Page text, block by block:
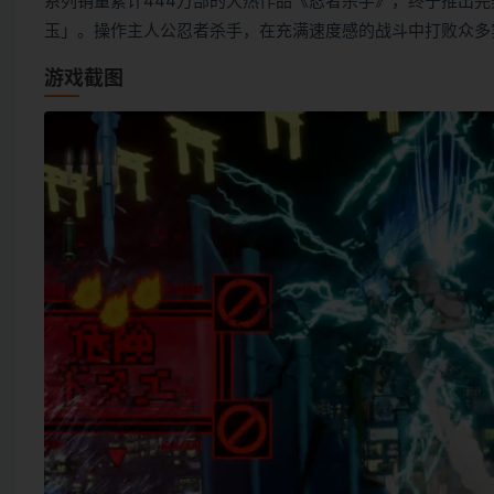
玉」。操作主人公忍者杀手，在充满速度感的战斗中打败众
游戏截图